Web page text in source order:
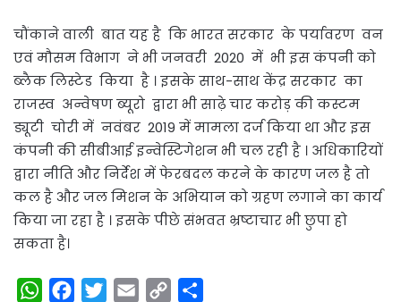
चौंकाने वाली बात यह है कि भारत सरकार के पर्यावरण वन
एवं मौसम विभाग ने भी जनवरी 2020 में भी इस कंपनी को
ब्लैक लिस्टेड किया है । इसके साथ-साथ केंद्र सरकार का
राजस्व अन्वेषण ब्यूरो द्वारा भी साढ़े चार करोड़ की कस्टम
ड्यूटी चोरी में नवंबर 2019 में मामला दर्ज किया था और इस
कंपनी की सीबीआई इन्वेस्टिगेशन भी चल रही है । अधिकारियों
द्वारा नीति और निर्देश में फेरबदल करने के कारण जल है तो
कल है और जल मिशन के अभियान को ग्रहण लगाने का कार्य
किया जा रहा है । इसके पीछे संभवत भ्रष्टाचार भी छुपा हो
सकता है।
W